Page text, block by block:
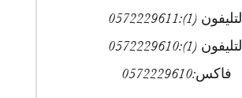
التليفون (1):
0572229611
التليفون (1):
0572229610
فاكس:0572229610